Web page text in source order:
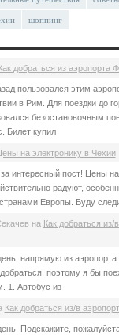
шоппинг
Как добраться из
пользовался этим
в Рим. Для поездки до
безостановочным
Билет купил
Цены на электронику в Чехии
интересный пост! Цены на
радуют,
Европы. Буду
на Как добраться из/
напрямую из
добраться, поэтому я бы
1. Автобус из
Как добраться из/в
Подскажите,